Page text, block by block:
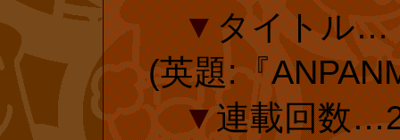
買い求めるのは
のマニアだけで
やなせ先生が
前&未収録)(
作)、たまき
▼タイトル…
(英題:『
▼連載回数